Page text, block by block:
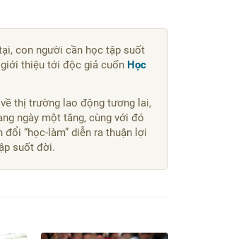
con người cần học tập suốt
thiệu tới độc giả cuốn Học
thị trường lao động tương lai,
ngày một tăng, cùng với đó
“học-làm” diễn ra thuận lợi
suốt đời.